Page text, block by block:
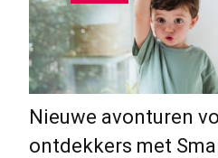
Nieuwe avonturen
ontdekkers met